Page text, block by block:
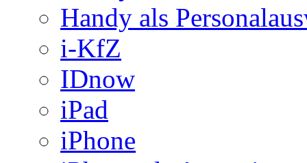
Handy als
i-KfZ
IDnow
iPad
iPhone